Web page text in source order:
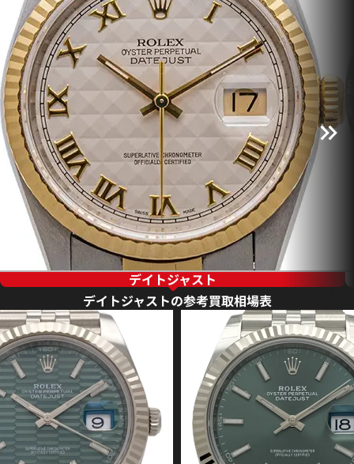
デイトジャスト
デイトジャストの参考買取相場表